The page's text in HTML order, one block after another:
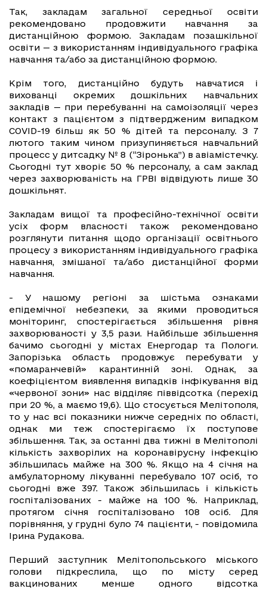
Так, закладам загальної середньої освіти
рекомендовано продовжити навчання за
дистанційною формою. Закладам позашкільної
освіти — з використанням індивідуального графіка
навчання та/або за дистанційною формою.
Крім того, дистанційно будуть навчатися і
вихованці окремих дошкільних навчальних
закладів — при перебуванні на самоізоляції через
контакт з пацієнтом з підтвердженим випадком
COVID-19 більш як 50 % дітей та персоналу. З 7
лютого таким чином призупиняється навчальний
процесс у дитсадку № 8 (“Зіронька”) в авіамістечку.
Сьогодні тут хворіє 50 % персоналу, а сам заклад
через захворюваність на ГРВІ відвідують лише 30
дошкільнят.
Закладам вищої та професійно-технічної освіти
усіх форм власності також рекомендовано
розглянути питання щодо організації освітнього
процесу з використанням індивідуального графіка
навчання, змішаної та/або дистанційної форми
навчання.
- У нашому регіоні за шістьма ознаками
епідемічної небезпеки, за якими проводиться
моніторинг, спостерігається збільшення рівня
захворюваності у 3,5 рази. Найбільше збільшення
бачимо сьогодні у містах Енергодар та Пологи.
Запорізька область продовжує перебувати у
«помаранчевій» карантинній зоні. Однак, за
коефіцієнтом виявлення випадків інфікування від
«червоної зони» нас відділяє піввідсотка (перехід
при 20 %, а маємо 19,6). Що стосується Мелітополя,
то у нас всі показники нижче середніх по області,
однак ми теж спостерігаємо їх поступове
збільшення. Так, за останні два тижні в Мелітополі
кількість захворілих на коронавірусну інфекцію
збільшилась майже на 300 %. Якщо на 4 січня на
амбулаторному лікуванні перебувало 107 осіб, то
сьогодні вже 397. Також збільшилась і кількість
госпіталізованих - майже на 100 %. Наприклад,
протягом січня госпіталізовано 108 осіб. Для
порівняння, у грудні було 74 пацієнти, - повідомила
Ірина Рудакова.
Перший заступник Мелітопольського міського
голови підкреслила, що по місту серед
вакцинованих менше одного відсотка